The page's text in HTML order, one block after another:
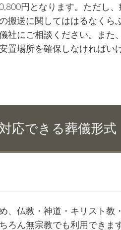
円となります。ただし
搬送に関してははるなくら
社にご相談ください。また
置場所を確保しなければい
応できる葬儀形式
、仏教・神道・キリスト教
ろん無宗教でも利用できま